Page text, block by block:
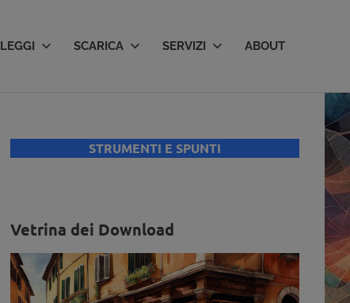
LEGGI SCARICA SERVIZI ABOUT
STRUMENTI E SPUNTI
Vetrina dei Download